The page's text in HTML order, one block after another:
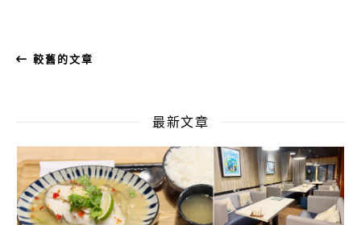
較舊的文章
最新文章